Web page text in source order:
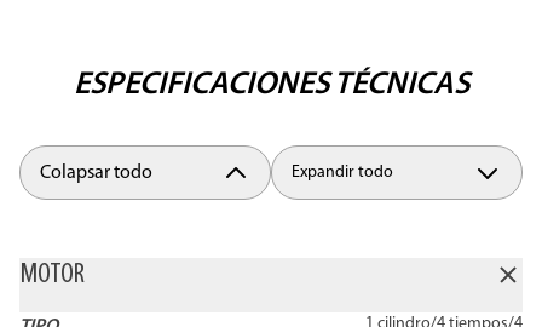
ESPECIFICACIONES TÉCNICAS
Colapsar todo Expandir todo
MOTOR